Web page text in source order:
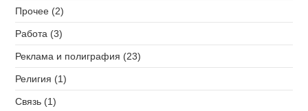
Прочее (2)
Работа (3)
Реклама и полиграфия (23)
Религия (1)
Связь (1)